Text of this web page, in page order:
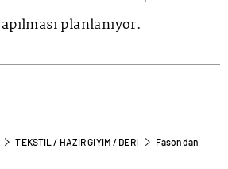
planlanıyor.
TEKSTIL / HAZIR GIYIM / DERI
Fasondan